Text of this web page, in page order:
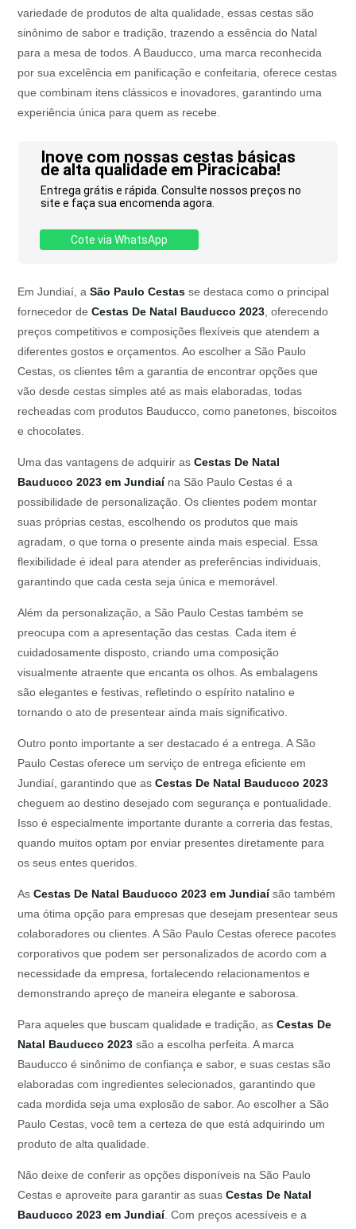
variedade de produtos de alta qualidade, essas cestas são
sinônimo de sabor e tradição, trazendo a essência do Natal
para a mesa de todos. A Bauducco, uma marca reconhecida
por sua excelência em panificação e confeitaria, oferece cestas
que combinam itens clássicos e inovadores, garantindo uma
experiência única para quem as recebe.
Inove com nossas cestas básicas
de alta qualidade em Piracicaba!
Entrega grátis e rápida. Consulte nossos preços no
site e faça sua encomenda agora.
Cote via WhatsApp
Em Jundiaí, aSão Paulo Cestas se destaca como o principal
fornecedor deCestas De Natal Bauducco 2023 , oferecendo
preços competitivos e composições flexíveis que atendem a
diferentes gostos e orçamentos. Ao escolher a São Paulo
Cestas, os clientes têm a garantia de encontrar opções que
vão desde cestas simples até as mais elaboradas, todas
recheadas com produtos Bauducco, como panetones, biscoitos
e chocolates.
Uma das vantagens de adquirir asCestas De Natal
Bauducco 2023 em Jundiaína São Paulo Cestas é a
possibilidade de personalização. Os clientes podem montar
suas próprias cestas, escolhendo os produtos que mais
agradam, o que torna o presente ainda mais especial. Essa
flexibilidade é ideal para atender as preferências individuais,
garantindo que cada cesta seja única e memorável.
Além da personalização, a São Paulo Cestas também se
preocupa com a apresentação das cestas. Cada item é
cuidadosamente disposto, criando uma composição
visualmente atraente que encanta os olhos. As embalagens
são elegantes e festivas, refletindo o espírito natalino e
tornando o ato de presentear ainda mais significativo.
Outro ponto importante a ser destacado é a entrega. A São
Paulo Cestas oferece um serviço de entrega eficiente em
Jundiaí, garantindo que asCestas De Natal Bauducco 2023
cheguem ao destino desejado com segurança e pontualidade.
Isso é especialmente importante durante a correria das festas,
quando muitos optam por enviar presentes diretamente para
os seus entes queridos.
AsCestas De Natal Bauducco 2023 em Jundiaísão também
uma ótima opção para empresas que desejam presentear seus
colaboradores ou clientes. A São Paulo Cestas oferece pacotes
corporativos que podem ser personalizados de acordo com a
necessidade da empresa, fortalecendo relacionamentos e
demonstrando apreço de maneira elegante e saborosa.
Para aqueles que buscam qualidade e tradição, asCestas De
Natal Bauducco 2023 são a escolha perfeita. A marca
Bauducco é sinônimo de confiança e sabor, e suas cestas são
elaboradas com ingredientes selecionados, garantindo que
cada mordida seja uma explosão de sabor. Ao escolher a São
Paulo Cestas, você tem a certeza de que está adquirindo um
produto de alta qualidade.
Não deixe de conferir as opções disponíveis na São Paulo
Cestas e aproveite para garantir as suasCestas De Natal
Bauducco 2023 em Jundiaí. Com preços acessíveis e a